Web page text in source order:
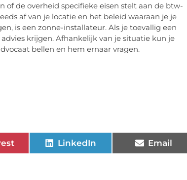
de overheid specifieke eisen stelt aan de btw-
af van je locatie en het beleid waaraan je je
is een zonne-installateur. Als je toevallig een
krijgen. Afhankelijk van je situatie kun je
bellen en hem ernaar vragen.
LinkedIn Email